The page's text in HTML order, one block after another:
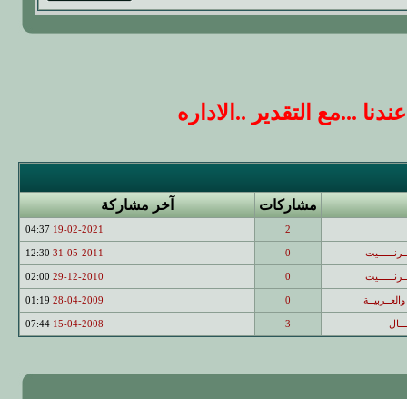
...مع التقدير ..الاداره
مشاركات آخر مشاركة
2
19-02-2021
04:37
0
31-05-2011
12:30
0
29-12-2010
02:00
0
28-04-2009
01:19
3
15-04-2008
07:44